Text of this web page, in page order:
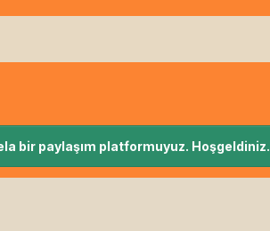
bir paylaşım platformuyuz. Hoşgeldiniz.